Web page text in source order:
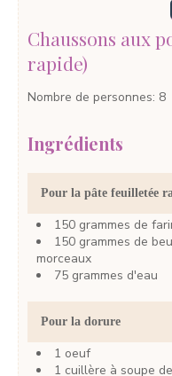
Chaussons aux
rapide)
Nombre de personnes: 8
Ingrédients
Pour la pâte feuilletée
150 grammes de
150 grammes de
morceaux
75 grammes d'eau
Pour la dorure
1 oeuf
1 cuillère à soupe